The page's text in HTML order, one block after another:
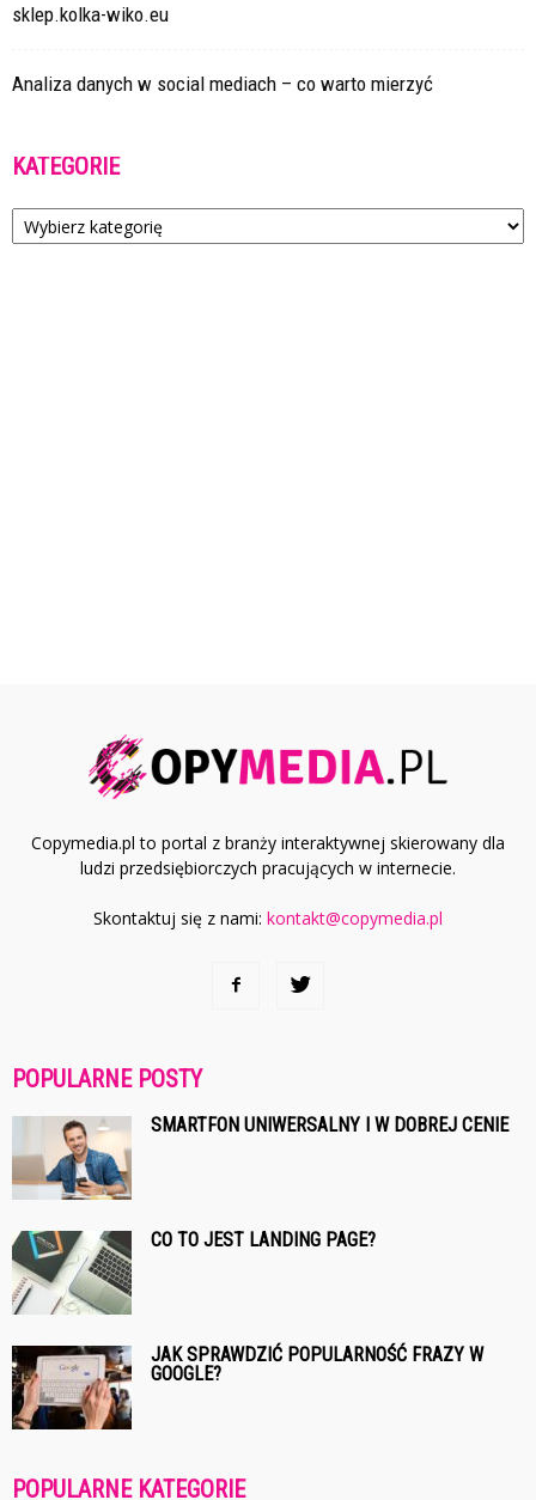
sklep.kolka-wiko.eu
Analiza danych w social mediach – co warto mierzyć
KATEGORIE
Kategorie
Copymedia.pl to portal z branży interaktywnej skierowany dla
ludzi przedsiębiorczych pracujących w internecie.
Skontaktuj się z nami: kontakt@copymedia.pl
POPULARNE POSTY
SMARTFON UNIWERSALNY I W DOBREJ CENIE
CO TO JEST LANDING PAGE?
JAK SPRAWDZIĆ POPULARNOŚĆ FRAZY W
GOOGLE?
POPULARNE KATEGORIE